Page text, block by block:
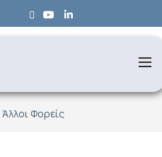
Άλλοι Φορείς